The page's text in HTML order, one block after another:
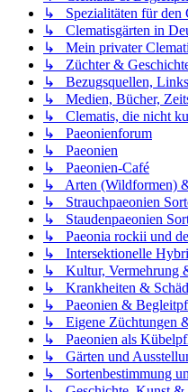
↳ Spezialitäten für den
↳ Clematisgärten in
↳ Mein privater
↳ Züchter &
↳ Bezugsquellen,
↳ Medien, Bücher,
↳ Clematis, die nicht
↳ Paeonienforum
↳ Paeonien
↳ Paeonien-Café
↳ Arten (Wildformen)
↳ Strauchpaeonien
↳ Staudenpaeonien
↳ Paeonia rockii und
↳ Intersektionelle
↳ Kultur, Vermehrung
↳ Krankheiten &
↳ Paeonien &
↳ Eigene Züchtungen
↳ Paeonien als
↳ Gärten und
↳ Sortenbestimmung